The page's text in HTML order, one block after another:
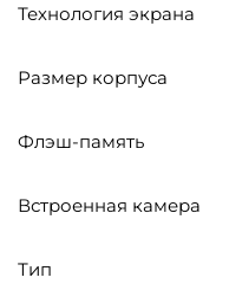
Технология экрана
Размер корпуса
Флэш-память
Встроенная камера
Тип